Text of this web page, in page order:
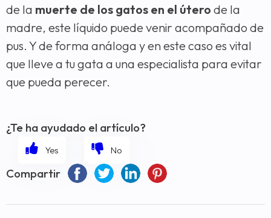
de la muerte de los gatos en el útero de la
madre, este líquido puede venir acompañado de
pus. Y de forma análoga y en este caso es vital
que lleve a tu gata a una especialista para evitar
que pueda perecer.
¿Te ha ayudado el artículo?
Compartir